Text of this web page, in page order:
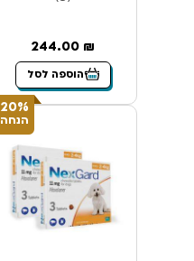
244.00 ₪
הוספה לסל
20%
הנחה